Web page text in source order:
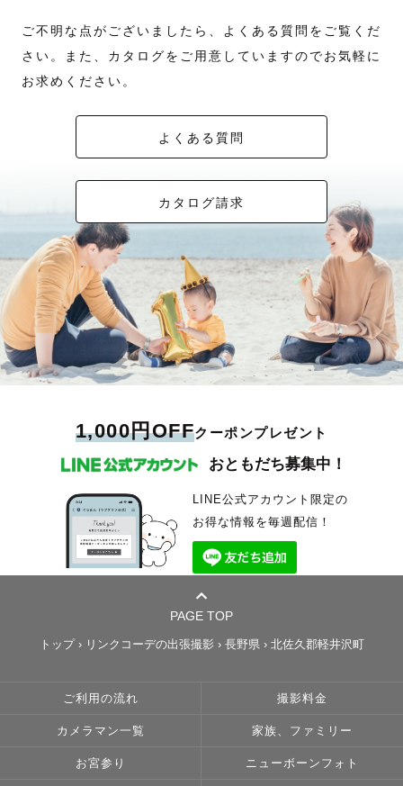
ご不明な点がございましたら、よくある質問をご覧くだ
さい。また、カタログをご用意していますのでお気軽に
お求めください。
よくある質問
カタログ請求
1,000円OFFクーポンプレゼント
おともだち募集中！
LINE公式アカウント限定の
お得な情報を毎週配信！
PAGE TOP
トップ› リンクコーデの出張撮影 › 長野県 › 北佐久郡軽井沢町
ご利用の流れ 撮影料金
カメラマン一覧 家族、ファミリー
お宮参り ニューボーンフォト